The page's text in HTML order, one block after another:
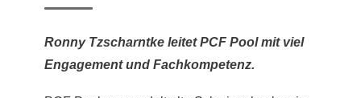
Ronny Tzscharntke leitet PCF Pool mit viel
Engagement und Fachkompetenz.